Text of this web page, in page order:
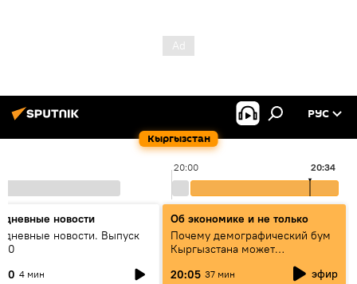
Кыргызстан
РУС
20:00 20:34
новости
новости. Выпуск
4 мин
Об экономике и не только
Почему демографический бум
Кыргызстана может
превратиться в проблему и как
этого избежать
20:05 37 мин эфир